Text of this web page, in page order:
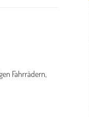
Fahrrädern,